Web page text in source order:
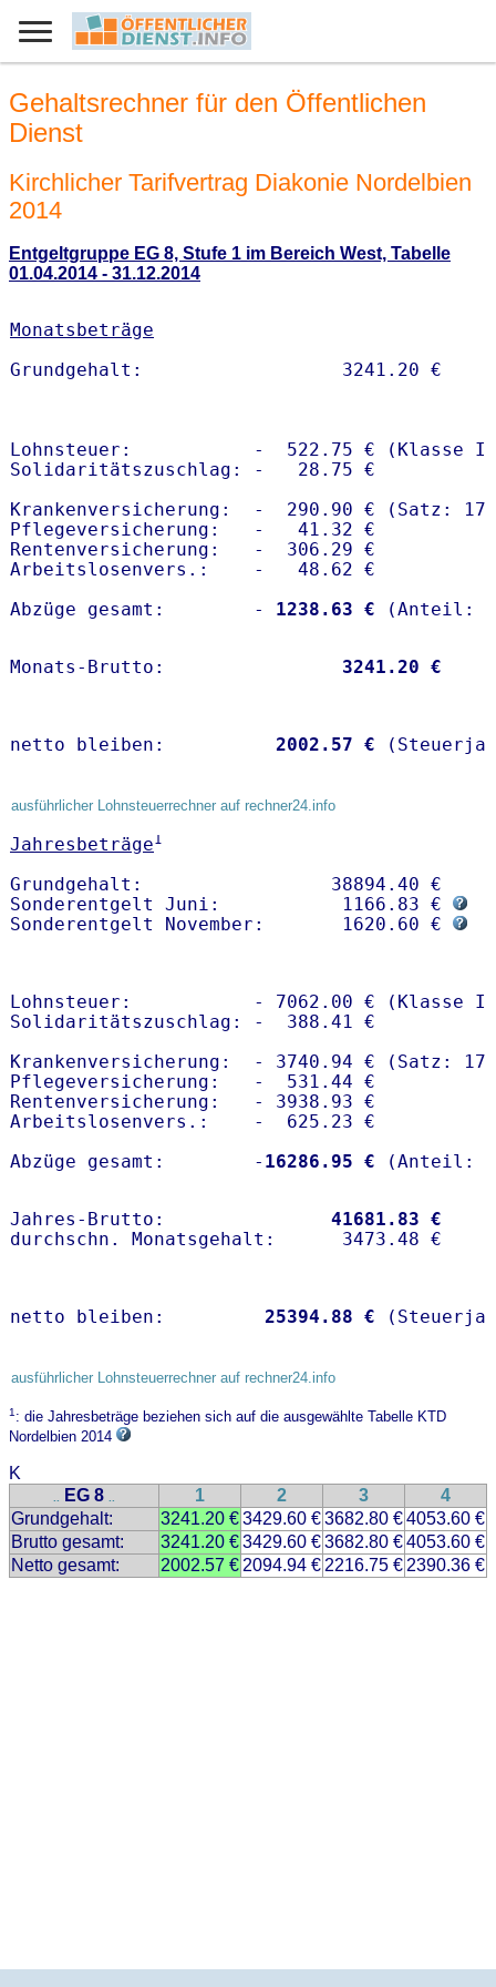
Gehaltsrechner für den Öffentlichen
Dienst
Kirchlicher Tarifvertrag Diakonie Nordelbien
2014
Entgeltgruppe EG 8, Stufe 1 im Bereich West, Tabelle
01.04.2014 - 31.12.2014
Monatsbeträge
Lohnsteuer:           -  522.75 € (Klasse I)
Solidaritätszuschlag: -   28.75 €
Krankenversicherung:  -  290.90 € (Satz:
Pflegeversicherung:   -   41.32 €
Rentenversicherung:   -  306.29 €
Arbeitslosenvers.:    -   48.62 €
Abzüge gesamt:        -
1238.63 €
Monats-Brutto: 3241.20 €
netto bleiben: 2002.57 €
ausführlicher Lohnsteuerrechner auf rechner24.info
Jahresbeträge1
Grundgehalt:                 38894.40 €
Sonderentgelt Juni:           1166.83 €
Sonderentgelt November:       1620.60 €
Lohnsteuer:           - 7062.00 € (Klasse I)
Solidaritätszuschlag: -  388.41 €
Krankenversicherung:  - 3740.94 € (Satz:
Pflegeversicherung:   -  531.44 €
Rentenversicherung:   - 3938.93 €
Arbeitslosenvers.:    -  625.23 €
Abzüge gesamt:        - 16286.95 €
Jahres-Brutto: 41681.83 €
netto bleiben: 25394.88 €
ausführlicher Lohnsteuerrechner auf rechner24.info
1: die Jahresbeträge beziehen sich auf die ausgewählte Tabelle KTD
Nordelbien 2014
K
.. EG 8 .. 1 2 3
4
Grundgehalt:
3241.20 €3429.60 €3682.80 €4053.60 €
Brutto gesamt:
3241.20 €3429.60 €3682.80 €4053.60 €
Netto gesamt:
2002.57 € 2094.94 € 2216.75 € 2390.36 €